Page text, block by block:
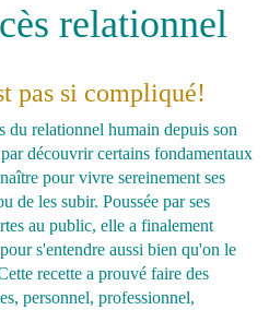
relationnel
pas si compliqué!
du relationnel humain depuis son
découvrir certains fondamentaux
pour vivre sereinement ses
de les subir. Poussée par ses
au public, elle a finalement
s'entendre aussi bien qu'on le
recette a prouvé faire des
personnel, professionnel,